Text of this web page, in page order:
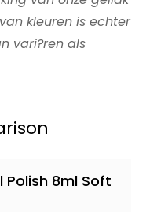
kleuren is echter
vari?ren als
Polish 8ml Soft